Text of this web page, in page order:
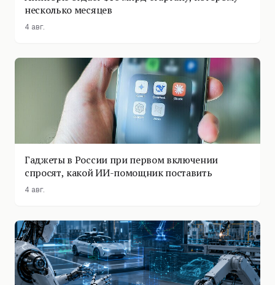
несколько месяцев
4 авг.
Гаджеты в России при первом включении
спросят, какой ИИ-помощник поставить
4 авг.